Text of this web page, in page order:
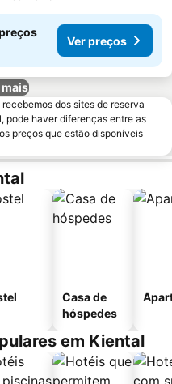
Ver preços
dos sites de reserva
pode haver diferenças entre as
preços que estão disponíveis
Casa de
hóspedes
em Kiental